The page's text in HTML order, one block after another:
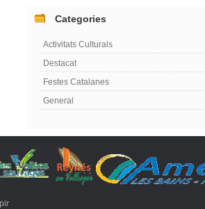
Categories
Activitats Culturals
Destacat
Festes Catalanes
General